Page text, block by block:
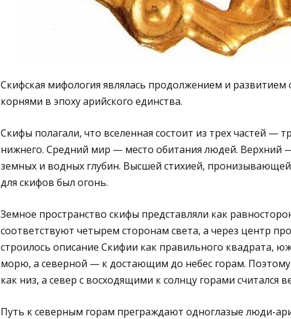
Скифская мифология являлась продолжением и
корнями в эпоху арийского единства.
Скифы полагали, что вселенная состоит из трех частей —
нижнего. Средний мир — место обитания людей.
земных и водных глубин. Высшей стихией,
для скифов был огонь.
Земное пространство скифы представляли как
соответствуют четырем сторонам света, а через центр
строилось описание Скифии как правильного квадрата,
морю, а северной — к достающим до небес горам.
как низ, а север с восходящими к солнцу горами считался
Путь к северным горам преграждают одноглазые люди-